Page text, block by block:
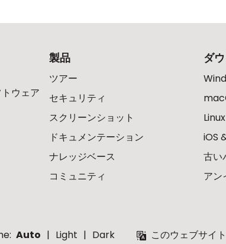
ウェア
製品
ツアー
セキュリティ
スクリーンショット
ドキュメンテーション
ナレッジベース
コミュニティ
ダ
Linux
iOS
古い
アン
Auto Light Dark
このウェブサイ